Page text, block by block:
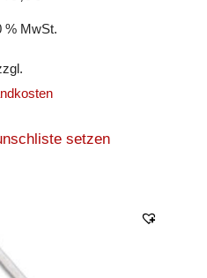
% MwSt.
setzen